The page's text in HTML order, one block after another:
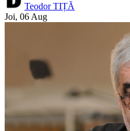
Teodor TIȚĂ
Joi, 06 Aug